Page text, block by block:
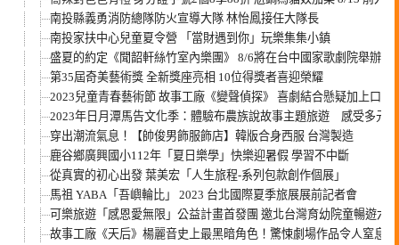
南投縣義勇消防總隊防火宣導大隊 林怡鳳接任大隊長
南投家扶中心兒童夏令營 「當財遇到你」玩樂集集小鎮
盛夏的約定《聞韶軒絲竹室內樂團》 8/6將在台中國家歌劇院舉辦年
第35屆奇美藝術獎 全新獎座亮相 10位得獎者喜迎榮耀
2023兒童青春藝術節 故事工廠《變聲偵探》 喜劇結合懸疑加上口
2023年日月潭馬告文化季：體驗布農族說故事主題旅遊 感受多元
穿出潮流氣息！【帥俊男飾服飾店】韓版合身西服 台灣製造
鹿谷鄉廣興國小112年「夏日樂學」快樂迎暑假 學習不中斷
從真實的初心出發 葉美宏「人生旅程-系列包款創作個展」
馬祖 YABA「吾嶼輪比」 2023 台北國際夏季旅展展前記者會
可樂旅遊「感恩愛無限」公益計畫首發團 邀北台灣育幼院童暢遊六
故事工廠《天后》楊麗音史上最黑暗角色！驚悚劇場作品令人窒息